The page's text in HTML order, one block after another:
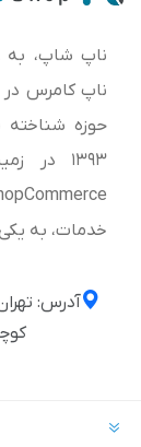
ناپ شاپ، به
ناپ کامرس
حوزه
1393
خدمات، به
آدرس: